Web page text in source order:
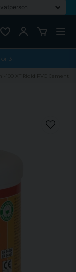
3!
100 XT Rigid PVC Cement